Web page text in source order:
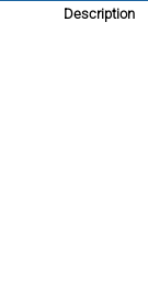
Description